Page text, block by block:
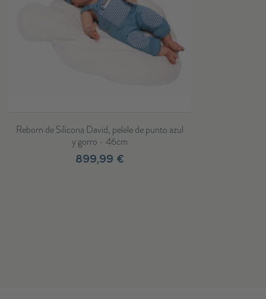
Reborn de Silicona David, pelele de punto azul
y gorro - 46cm
899,99 €